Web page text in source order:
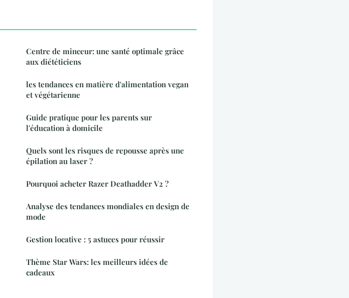
Centre de minceur: une santé optimale grâce
aux diététiciens
les tendances en matière d'alimentation vegan
et végétarienne
Guide pratique pour les parents sur
l'éducation à domicile
Quels sont les risques de repousse après une
épilation au laser ?
Pourquoi acheter Razer Deathadder V2 ?
Analyse des tendances mondiales en design de
mode
Gestion locative : 5 astuces pour réussir
Thème Star Wars: les meilleurs idées de
cadeaux